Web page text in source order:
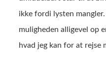
ikke fordi lysten
muligheden alligevel op
hvad jeg kan for at rejse